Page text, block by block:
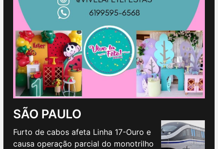
SÃO PAULO
Furto de cabos afeta Linha 17-Ouro e
causa operação parcial do monotrilho